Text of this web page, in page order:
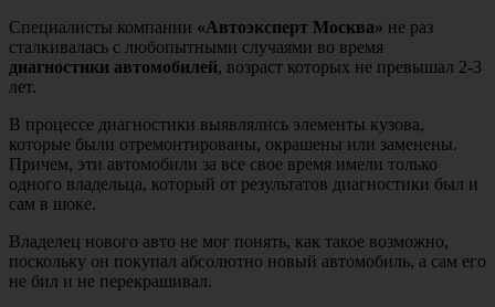
Специалисты компании «Автоэксперт Москва» не раз
сталкивалась с любопытными случаями во время
диагностики автомобилей, возраст которых не превышал 2-3
лет.
В процессе диагностики выявлялись элементы кузова,
которые были отремонтированы, окрашены или заменены.
Причем, эти автомобили за все свое время имели только
одного владельца, который от результатов диагностики был и
сам в шоке.
Владелец нового авто не мог понять, как такое возможно,
поскольку он покупал абсолютно новый автомобиль, а сам его
не бил и не перекрашивал.